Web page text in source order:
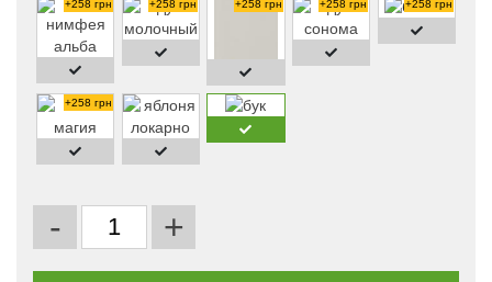
+258 грн +258 грн +258 грн +258 грн +258 грн
+258 грн
- +